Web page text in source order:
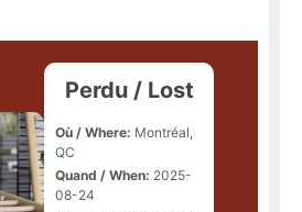
Perdu / Lost
Où / Where: Montréal,
QC
Quand / When: 2025-
08-24